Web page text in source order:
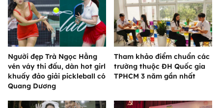
Người đẹp Trà Ngọc Hằng
vén váy thi đấu, dàn hot girl
khuấy đảo giải pickleball có
Quang Dương
Tham khảo điểm chuẩn các
trường thuộc ĐH Quốc gia
TPHCM 3 năm gần nhất